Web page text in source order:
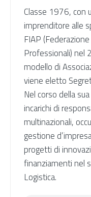
Classe 1976, con
imprenditore alle
FIAP
Professionali) nel
modello di
viene eletto
Nel corso della
incarichi di
multinazionali,
gestione
progetti di
finanziamenti nel
Logistica.